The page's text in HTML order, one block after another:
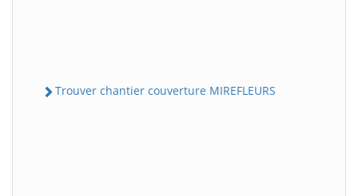
Trouver chantier couverture MIREFLEURS